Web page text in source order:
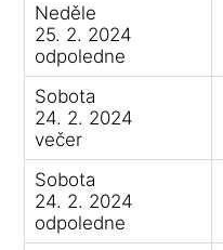
Neděle
25. 2. 2024
odpoledne
Sobota
24. 2. 2024
večer
Sobota
24. 2. 2024
odpoledne